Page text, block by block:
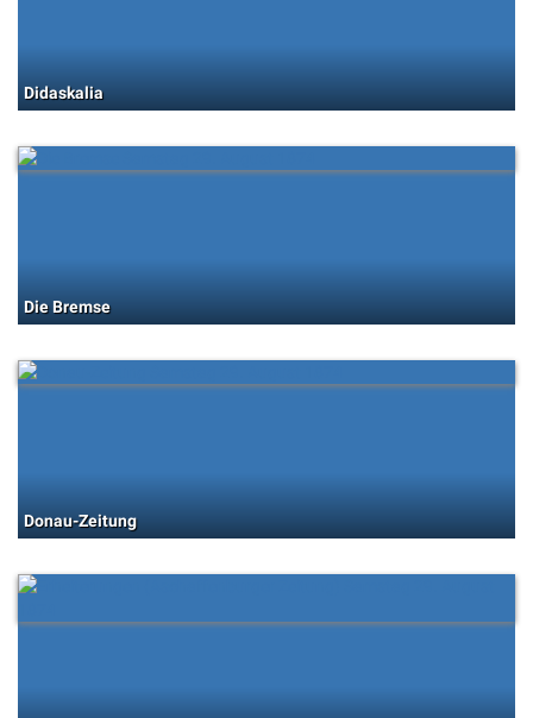
Didaskalia
Die Bremse
Donau-Zeitung